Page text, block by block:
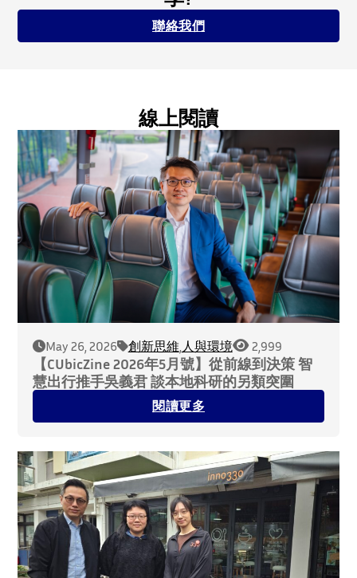
聯絡我們
線上閱讀
May 26, 2026 創新思維 人與環境 2,999
【CUbicZine 2026年5月號】從前線到決策 智
慧出行推手吳義君 談本地科研的另類突圍
閱讀更多